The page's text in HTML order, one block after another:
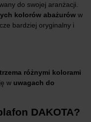
do swojej aranżacji.
kolorów abażurów w
bardziej oryginalny i
trzema różnymi kolorami
w uwagach do
DAKOTA?